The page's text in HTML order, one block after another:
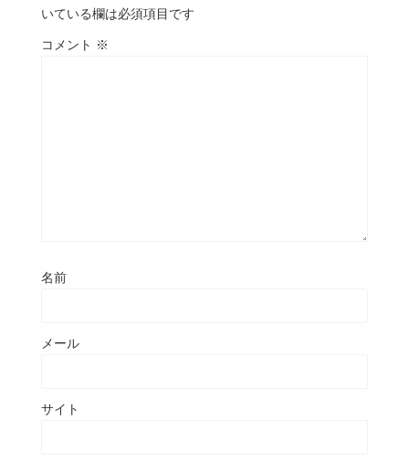
いている欄は必須項目です
コメント ※
名前
メール
サイト